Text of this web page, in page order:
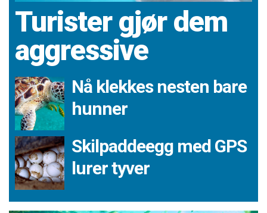
Turister gjør dem
aggressive
Nå klekkes nesten bare
hunner
Skilpaddeegg med GPS
lurer tyver